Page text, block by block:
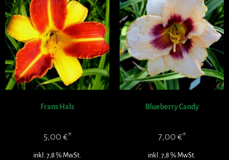
Frans Hals
5,00 €
inkl. 7,8 % MwSt.
Blueberry Candy
7,00 €
inkl. 7,8 % MwSt.